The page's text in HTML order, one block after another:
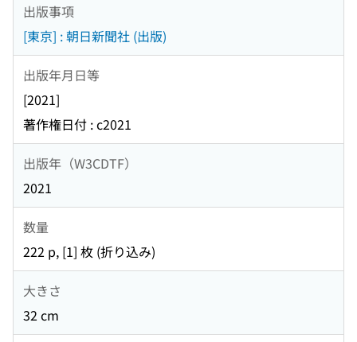
出版事項
[東京] : 朝日新聞社 (出版)
出版年月日等
[2021]
著作権日付 : c2021
出版年（W3CDTF）
2021
数量
222 p, [1] 枚 (折り込み)
大きさ
32 cm